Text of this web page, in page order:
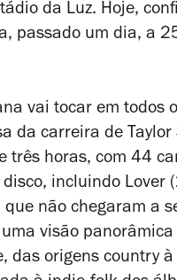
da Luz. Hoje,
passado um dia, a
vai tocar em todos
da carreira de
três horas, com 44
incluindo Lover
não chegaram a
visão
das origens country